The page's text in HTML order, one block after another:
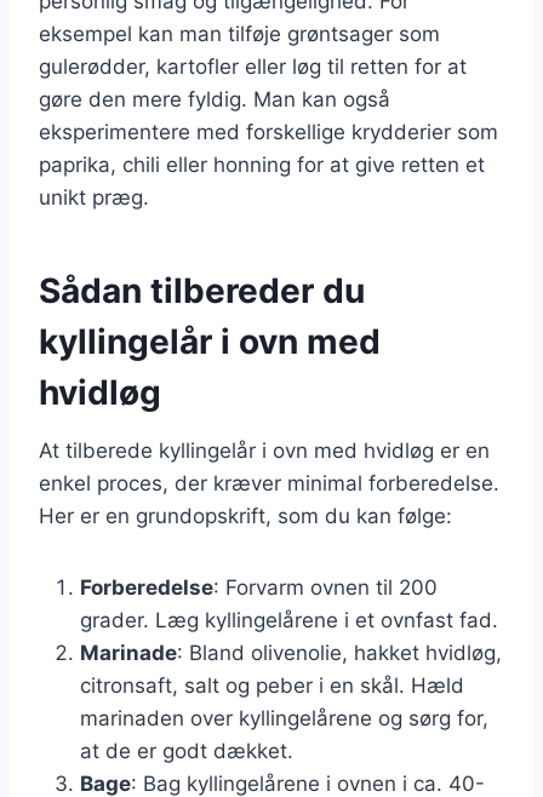
eksempel kan man tilføje grøntsager som
gulerødder, kartofler eller løg til retten for at
gøre den mere fyldig. Man kan også
eksperimentere med forskellige krydderier som
paprika, chili eller honning for at give retten et
unikt præg.
Sådan tilbereder du
kyllingelår i ovn med
hvidløg
At tilberede kyllingelår i ovn med hvidløg er en
enkel proces, der kræver minimal forberedelse.
Her er en grundopskrift, som du kan følge:
Forberedelse: Forvarm ovnen til 200
grader. Læg kyllingelårene i et ovnfast fad.
Marinade: Bland olivenolie, hakket hvidløg,
citronsaft, salt og peber i en skål. Hæld
marinaden over kyllingelårene og sørg for,
at de er godt dækket.
Bage: Bag kyllingelårene i ovnen i ca. 40-